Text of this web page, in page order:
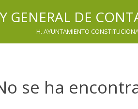
GENERAL DE
H. AYUNTAMIENTO
se ha